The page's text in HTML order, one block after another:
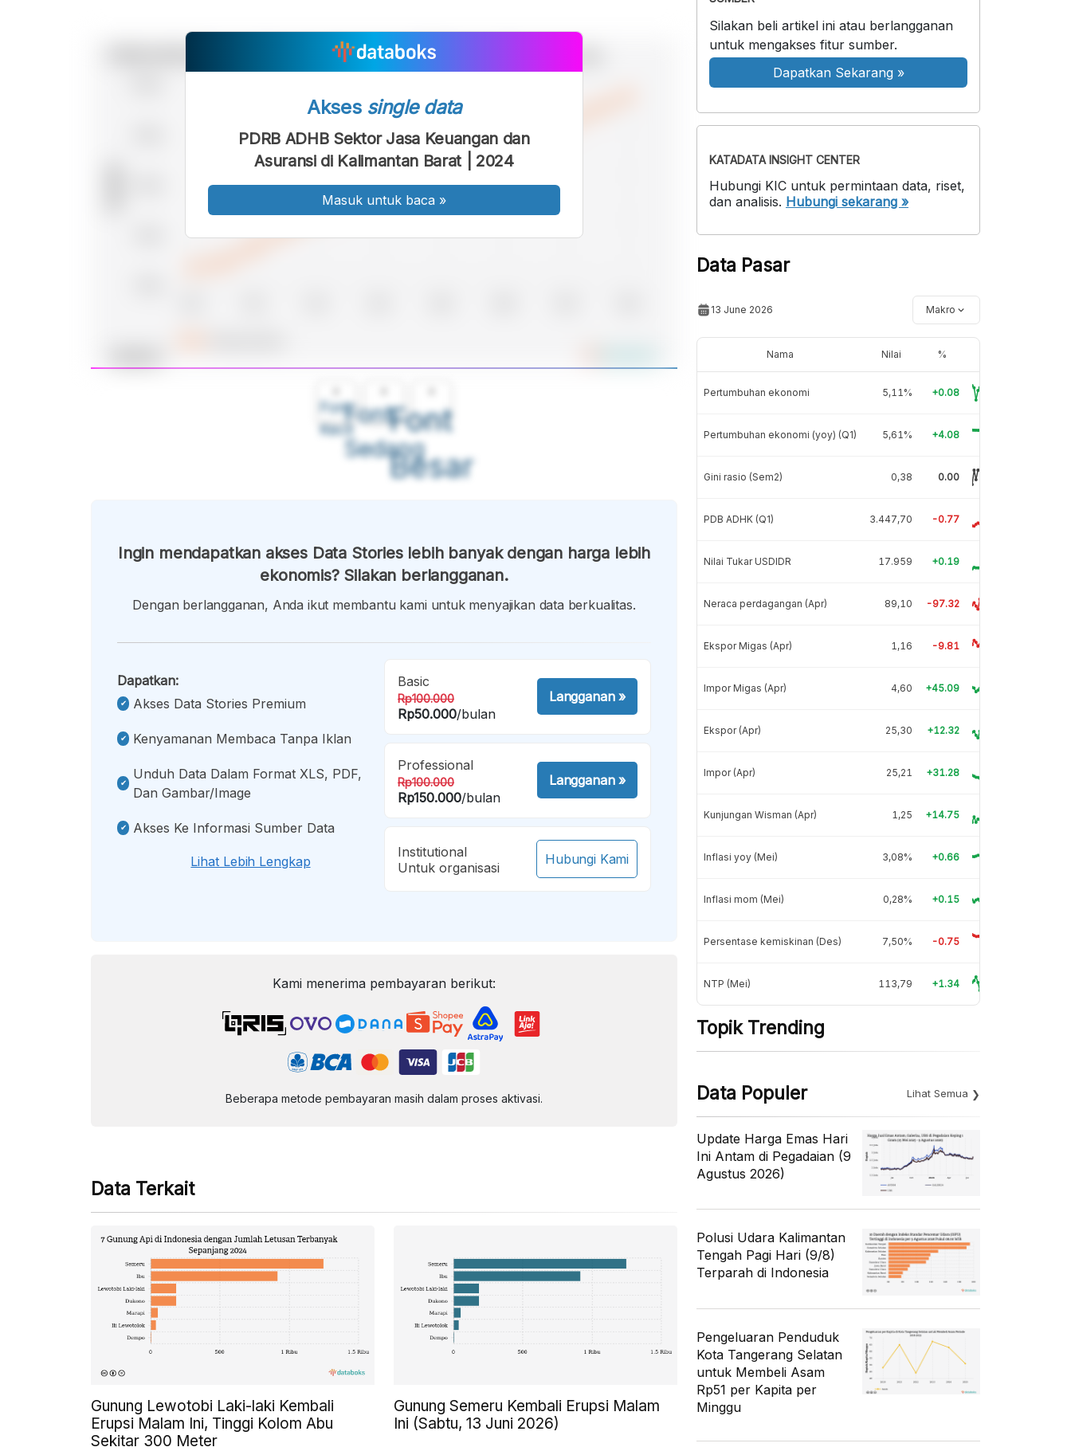
Font
Kecil
Font
Sedang
Font
Besar
Akses single data
PDRB ADHB Sektor Jasa Keuangan dan
Asuransi di Kalimantan Barat | 2024
Masuk untuk baca »
Ingin mendapatkan akses Data Stories lebih banyak dengan harga lebih
ekonomis? Silakan berlangganan.
Dengan berlangganan, Anda ikut membantu kami untuk menyajikan data berkualitas.
Dapatkan:
Akses Data Stories Premium
Kenyamanan Membaca Tanpa Iklan
Unduh Data Dalam Format XLS, PDF,
Dan Gambar/image
Akses Ke Informasi Sumber Data
Lihat Lebih Lengkap
Basic
Rp100.000
Rp50.000/bulan
Langganan»
Professional
Rp100.000
Rp150.000/bulan
Langganan»
Institutional
Untuk organisasi
Hubungi Kami
Kami menerima pembayaran berikut:
Beberapa metode pembayaran masih dalam proses aktivasi.
Data Terkait
Gunung Lewotobi Laki-laki Kembali
Erupsi Malam Ini, Tinggi Kolom Abu
Sekitar 300 Meter
Gunung Semeru Kembali Erupsi Malam
Ini (Sabtu, 13 Juni 2026)
Silakan beli artikel ini atau berlangganan
untuk mengakses fitur sumber.
Dapatkan Sekarang »
KATADATA INSIGHT CENTER
Hubungi KIC untuk permintaan data, riset,
dan analisis. Hubungi sekarang »
Data Pasar
13 June 2026 Makro
Nama Nilai %
Pertumbuhan ekonomi 5,11% +0.08
Pertumbuhan ekonomi (yoy) (Q1) 5,61% +4.08
Gini rasio (Sem2) 0,38 0.00
PDB ADHK (Q1) 3.447,70 -0.77
Nilai Tukar USDIDR 17.959 +0.19
Neraca perdagangan (Apr) 89,10 -97.32
Ekspor Migas (Apr) 1,16 -9.81
Impor Migas (Apr) 4,60 +45.09
Ekspor (Apr) 25,30 +12.32
Impor (Apr) 25,21 +31.28
Kunjungan Wisman (Apr) 1,25 +14.75
Inflasi yoy (Mei) 3,08% +0.66
Inflasi mom (Mei) 0,28% +0.15
Persentase kemiskinan (Des) 7,50% -0.75
NTP (Mei) 113,79 +1.34
Topik Trending
Data Populer Lihat Semua
Update Harga Emas Hari
Ini Antam di Pegadaian (9
Agustus 2026)
Polusi Udara Kalimantan
Tengah Pagi Hari (9/8)
Terparah di Indonesia
Pengeluaran Penduduk
Kota Tangerang Selatan
untuk Membeli Asam
Rp51 per Kapita per
Minggu